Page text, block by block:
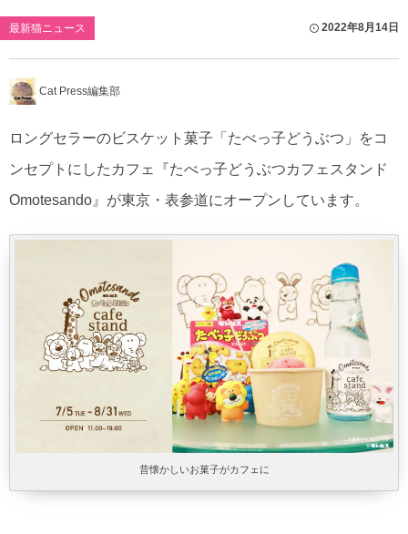
最新猫ニュース 2022年8月14日
Cat Press編集部
ロングセラーのビスケット菓子「たべっ子どうぶつ」をコ
ンセプトにしたカフェ『たべっ子どうぶつカフェスタンド
Omotesando』が東京・表参道にオープンしています。
昔懐かしいお菓子がカフェに